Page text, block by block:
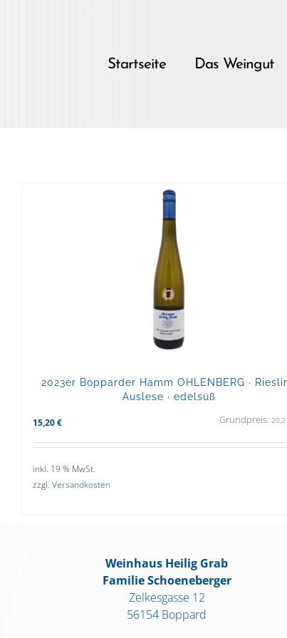
Startseite Das Weingut
2023er Bopparder Hamm OHLENBERG ·
Auslese · edelsüß
15,20 € Grundpreis:
inkl. 19 % MwSt.
zzgl. Versandkosten
Weinhaus Heilig Grab
Familie Schoeneberger
Zelkesgasse 12
56154 Boppard